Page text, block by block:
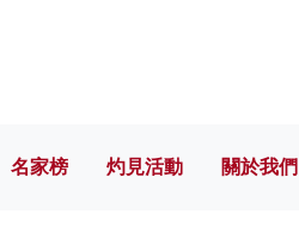
名家榜 灼見活動 關於我們